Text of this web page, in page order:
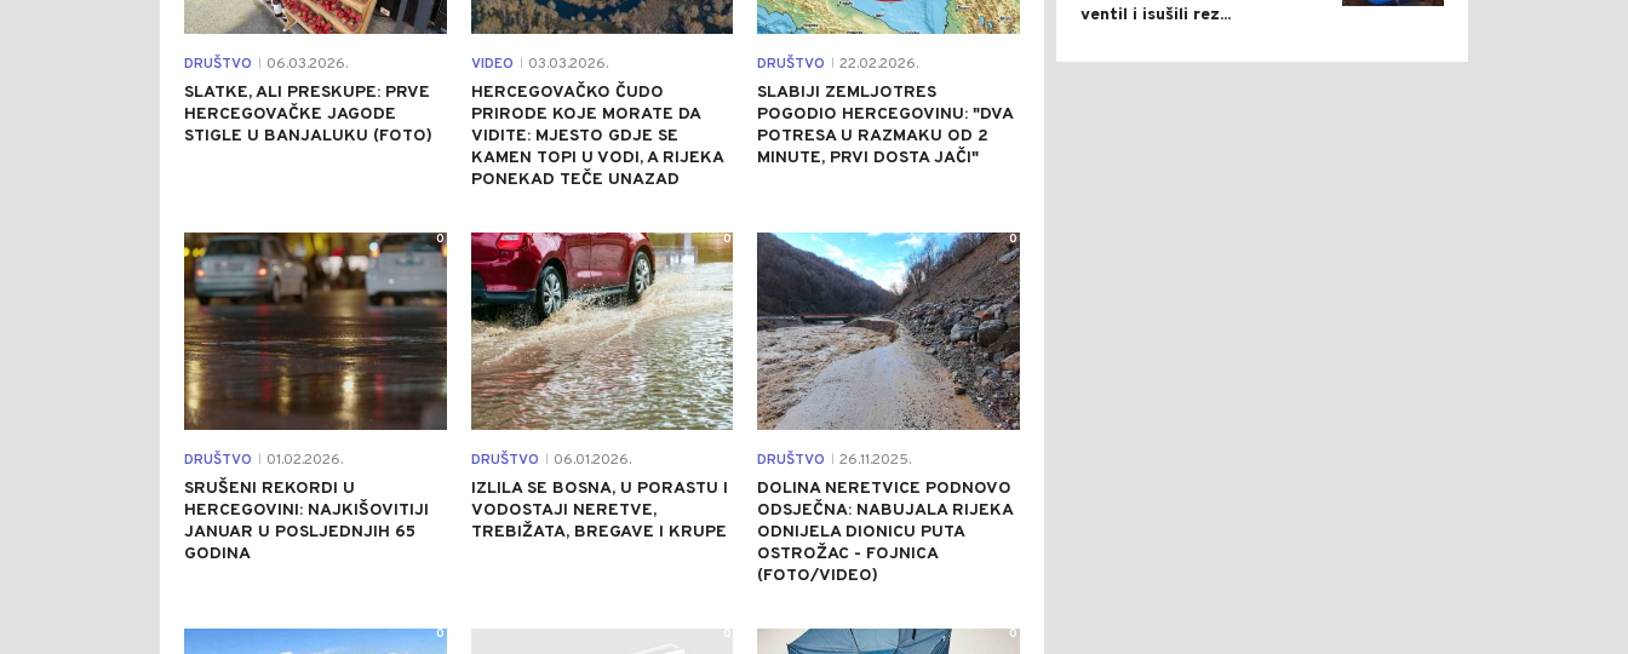
DRUŠTVO 06.03.2026.
SLATKE, ALI PRESKUPE: PRVE
HERCEGOVAČKE JAGODE
STIGLE U BANJALUKU (FOTO)
VIDEO 03.03.2026.
HERCEGOVAČKO ČUDO
PRIRODE KOJE MORATE DA
VIDITE: MJESTO GDJE SE
KAMEN TOPI U VODI, A RIJEKA
PONEKAD TEČE UNAZAD
DRUŠTVO 22.02.2026.
SLABIJI ZEMLJOTRES
POGODIO HERCEGOVINU: "DVA
POTRESA U RAZMAKU OD 2
MINUTE, PRVI DOSTA JAČI"
DRUŠTVO 01.02.2026.
SRUŠENI REKORDI U
HERCEGOVINI: NAJKIŠOVITIJI
JANUAR U POSLJEDNJIH 65
GODINA
0
DRUŠTVO 06.01.2026.
IZLILA SE BOSNA, U PORASTU I
VODOSTAJI NERETVE,
TREBIŽATA, BREGAVE I KRUPE
0
DRUŠTVO 26.11.2025.
DOLINA NERETVICE PODNOVO
ODSJEČNA: NABUJALA RIJEKA
ODNIJELA DIONICU PUTA
OSTROŽAC - FOJNICA
(FOTO/VIDEO)
0
0 0 0
ventil i isušili rez...